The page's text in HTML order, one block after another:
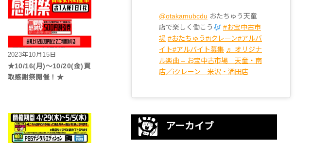
2023年10月15日
★10/16(月)～10/20(金)買
取感謝祭開催！★
@otakamubcdu おたちゅう天童
店で楽しく働こう
#お宝中古市
場 #おたちゅう#iクレーン#アルバ
イト#アルバイト募集 ♬ オリジナ
ル楽曲 – お宝中古市場 天童・南
店／iクレーン 米沢・酒田店
アーカイブ